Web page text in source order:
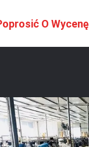
O Wycenę